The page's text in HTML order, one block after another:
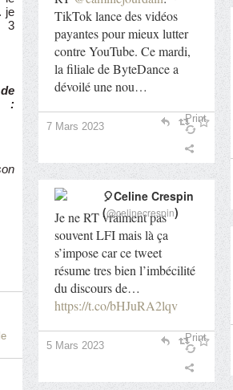
je
3
:
TikTok lance des vidéos
payantes pour mieux lutter
contre YouTube. Ce mardi,
la filiale de ByteDance a
dévoilé une nou…
7 Mars 2023
Print
Je ne RT vraiment pas
souvent LFI mais là ça
s’impose car ce tweet
résume tres bien l’imbécilité
du discours de…
https://t.co/bHJuRA2lqv
🎈Celine Crespin
(@celinecrespin)
5 Mars 2023
Print